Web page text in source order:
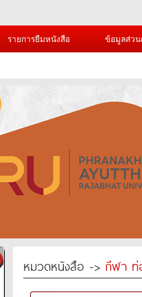
รายการยืมหนังสือ ข้อมูลส่ว
หมวดหนังสือ -> กีฬา ท่